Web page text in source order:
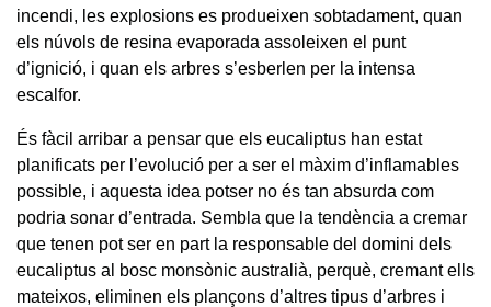
incendi, les explosions es produeixen sobtadament, quan
els núvols de resina evaporada assoleixen el punt
d’ignició, i quan els arbres s’esberlen per la intensa
escalfor.
És fàcil arribar a pensar que els eucaliptus han estat
planificats per l’evolució per a ser el màxim d’inflamables
possible, i aquesta idea potser no és tan absurda com
podria sonar d’entrada. Sembla que la tendència a cremar
que tenen pot ser en part la responsable del domini dels
eucaliptus al bosc monsònic australià, perquè, cremant ells
mateixos, eliminen els plançons d’altres tipus d’arbres i